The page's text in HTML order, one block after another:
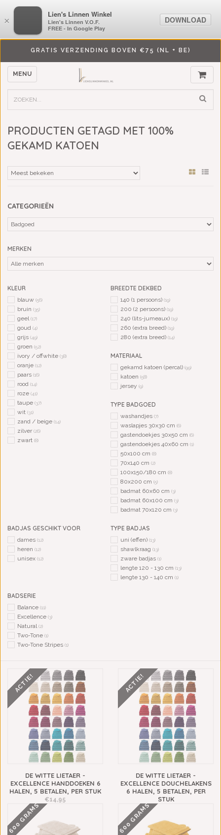
GRATIS VERZENDING BOVEN €75 (NL + BE)
MENU
PRODUCTEN GETAGD MET 100%
GEKAMD KATOEN
CATEGORIEËN
MERKEN
KLEUR
blauw (56)
bruin (35)
geel(17)
goud (4)
grijs (49)
groen (52)
ivory / offwhite (38)
oranje (12)
paars (16)
rood (14)
roze (41)
taupe (37)
wit (31)
zand / beige (14)
zilver(26)
zwart (8)
BREEDTE DEKBED
140 (1 persoons) (19)
200 (2 persoons) (19)
240 (lits-jumeaux) (19)
260 (extra breed) (19)
280 (extra breed) (14)
MATERIAAL
gekamd katoen (percal) (99)
katoen (58)
jersey (9)
TYPE BADGOED
washandjes (7)
waslapjes 30x30 cm (6)
gastendoekjes 30x50 cm (6)
gastendoekjes 40x60 cm (1)
50x100 cm (8)
70x140 cm (2)
100x150/180 cm (8)
80x200 cm (5)
badmat 60x60 cm (3)
badmat 60x100 cm (3)
badmat 70x120 cm (3)
BADJAS GESCHIKT VOOR
dames (12)
heren (12)
unisex (12)
TYPE BADJAS
uni (effen) (13)
shawlkraag (13)
zware badjas (1)
lengte 120 - 130 cm (13)
lengte 130 - 140 cm (1)
BADSERIE
Balance (11)
Excellence (3)
Natural(2)
Two-Tone (1)
Two-Tone Stripes (1)
ACTIE!
DE WITTE LIETAER -
EXCELLENCE HANDDOEKEN 6
HALEN, 5 BETALEN, PER STUK
€14,95
ACTIE!
DE WITTE LIETAER -
EXCELLENCE DOUCHELAKENS
6 HALEN, 5 BETALEN, PER
STUK
€29,95
600 GRAMS 600 GRAMS
×
LiensLinnenwinkel.nl
Lien's Linnen V.O.F.
FREE - In Google Play
DOWNLOAD
×
Lien's Linnen Winkel
Lien's Linnen V.O.F.
FREE - In Google Play
DOWNLOAD